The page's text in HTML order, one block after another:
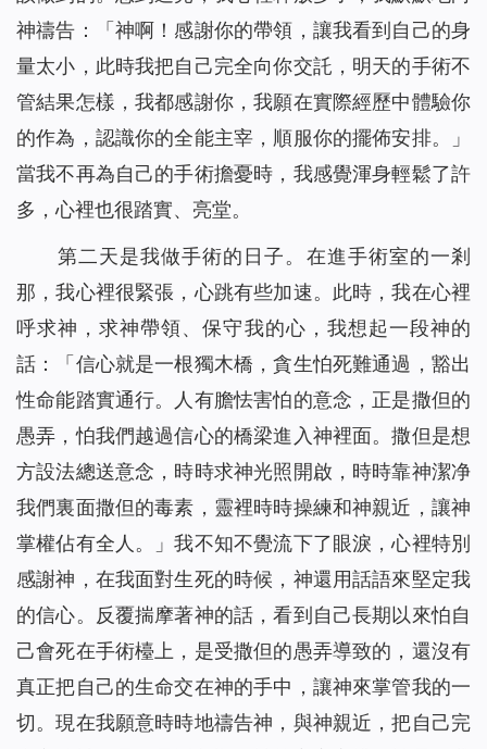
神禱告：「神啊！感謝你的帶領，讓我看到自己的身
量太小，此時我把自己完全向你交託，明天的手術不
管結果怎樣，我都感謝你，我願在實際經歷中體驗你
的作為，認識你的全能主宰，順服你的擺佈安排。」
當我不再為自己的手術擔憂時，我感覺渾身輕鬆了許
多，心裡也很踏實、亮堂。
第二天是我做手術的日子。在進手術室的一剎
那，我心裡很緊張，心跳有些加速。此時，我在心裡
呼求神，求神帶領、保守我的心，我想起一段神的
話：「 信心就是一根獨木橋，貪生怕死難通過，豁出
性命能踏實通行。人有膽怯害怕的意念，正是撒但的
愚弄，怕我們越過信心的橋梁進入神裡面。撒但是想
方設法總送意念，時時求神光照開啟，時時靠神潔净
我們裏面撒但的毒素，靈裡時時操練和神親近，讓神
掌權佔有全人。
」我不知不覺流下了眼淚，心裡特別
感謝神，在我面對生死的時候，神還用話語來堅定我
的信心。反覆揣摩著神的話，看到自己長期以來怕自
己會死在手術檯上，是受撒但的愚弄導致的，還沒有
真正把自己的生命交在神的手中，讓神來掌管我的一
切。現在我願意時時地禱告神，與神親近，把自己完